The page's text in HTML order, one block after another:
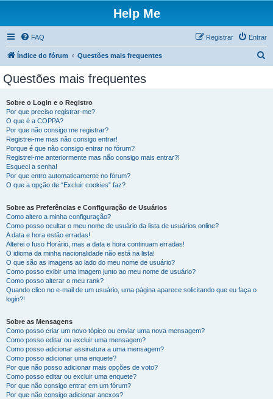
Help Me
FAQ Entrar
Registrar
Índice do fórum Questões mais frequentes
Questões mais frequentes
Sobre o Login e o Registro
Por que preciso registrar-me?
O que é a COPPA?
Por que não consigo me registrar?
Registrei-me mas não consigo entrar!
Porque é que não consigo entrar no fórum?
Registrei-me anteriormente mas não consigo mais entrar?!
Esqueci a senha!
Por que entro automaticamente no fórum?
O que a opção de “Excluir cookies” faz?
Sobre as Preferências e Configuração de Usuários
Como altero a minha configuração?
Como posso ocultar o meu nome de usuário da lista de usuários online?
A data e hora estão erradas!
Alterei o fuso Horário, mas a data e hora continuam erradas!
O idioma da minha nacionalidade não está na lista!
O que são as imagens ao lado do meu nome de usuário?
Como posso exibir uma imagem junto ao meu nome de usuário?
Como posso alterar o meu rank?
Quando clico no e-mail de um usuário, uma página aparece solicitando que eu faça o
login?!
Sobre as Mensagens
Como posso criar um novo tópico ou enviar uma nova mensagem?
Como posso editar ou excluir uma mensagem?
Como posso adicionar assinatura a uma mensagem?
Como posso adicionar uma enquete?
Por que não posso adicionar mais opções de voto?
Como posso editar ou excluir uma enquete?
Por que não consigo entrar em um fórum?
Por que não consigo adicionar anexos?